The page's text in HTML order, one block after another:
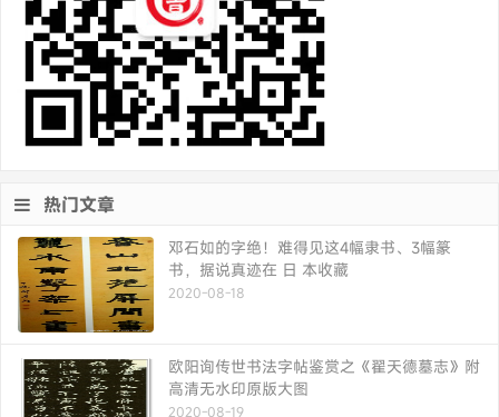
热门文章
邓石如的字绝！难得见这4幅隶书、3幅篆
书，据说真迹在 日 本收藏
2020-08-18
欧阳询传世书法字帖鉴赏之《翟天德墓志》附
高清无水印原版大图
2020-08-19